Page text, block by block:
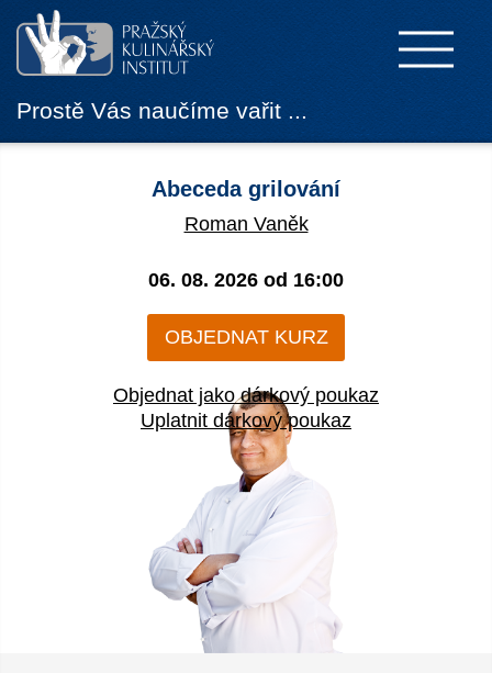
Prostě Vás naučíme vařit ...
Abeceda grilování
Roman Vaněk
06. 08. 2026 od 16:00
OBJEDNAT KURZ
Objednat jako dárkový poukaz
Uplatnit dárkový poukaz